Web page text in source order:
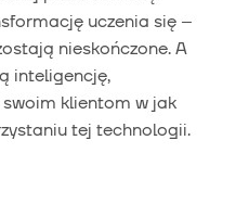
uczenia się –
nieskończone. A
inteligencję,
klientom w jak
tej technologii.